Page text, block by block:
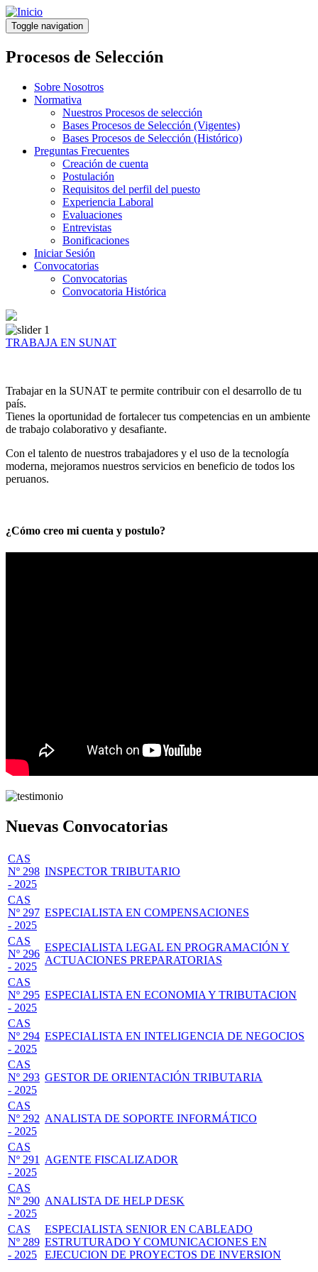
Pasar
al
contenido
principal
Toggle navigation
Procesos de Selección
Sobre Nosotros
Normativa
Nuestros Procesos de selección
Bases Procesos de Selección (Vigentes)
Bases Procesos de Selección (Histórico)
Preguntas Frecuentes
Creación de cuenta
Postulación
Requisitos del perfil del puesto
Experiencia Laboral
Evaluaciones
Entrevistas
Bonificaciones
Iniciar Sesión
Convocatorias
Convocatorias
Convocatoria Histórica
TRABAJA EN SUNAT
Trabajar en la SUNAT te permite contribuir con el desarrollo de tu
país.
Tienes la oportunidad de fortalecer tus competencias en un ambiente
de trabajo colaborativo y desafiante.
Con el talento de nuestros trabajadores y el uso de la tecnología
moderna, mejoramos nuestros servicios en beneficio de todos los
peruanos.
¿Cómo creo mi cuenta y postulo?
Nuevas Convocatorias
CAS
Nº 298
- 2025
INSPECTOR TRIBUTARIO
CAS
Nº 297
- 2025
ESPECIALISTA EN COMPENSACIONES
CAS
Nº 296
- 2025
ESPECIALISTA LEGAL EN PROGRAMACIÓN Y
ACTUACIONES PREPARATORIAS
CAS
Nº 295
- 2025
ESPECIALISTA EN ECONOMIA Y TRIBUTACION
CAS
Nº 294
- 2025
ESPECIALISTA EN INTELIGENCIA DE NEGOCIOS
CAS
Nº 293
- 2025
GESTOR DE ORIENTACIÓN TRIBUTARIA
CAS
Nº 292
- 2025
ANALISTA DE SOPORTE INFORMÁTICO
CAS
Nº 291
- 2025
AGENTE FISCALIZADOR
CAS
Nº 290
- 2025
ANALISTA DE HELP DESK
CAS
Nº 289
- 2025
ESPECIALISTA SENIOR EN CABLEADO
ESTRUTURADO Y COMUNICACIONES EN
EJECUCION DE PROYECTOS DE INVERSION